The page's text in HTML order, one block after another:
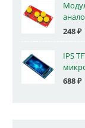
248₽
IPS
688₽